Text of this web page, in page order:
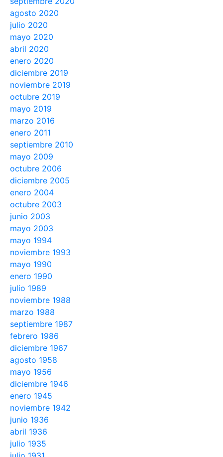
agosto 2020
julio 2020
mayo 2020
abril 2020
enero 2020
diciembre 2019
noviembre 2019
octubre 2019
mayo 2019
marzo 2016
enero 2011
septiembre 2010
mayo 2009
octubre 2006
diciembre 2005
enero 2004
octubre 2003
junio 2003
mayo 2003
mayo 1994
noviembre 1993
mayo 1990
enero 1990
julio 1989
noviembre 1988
marzo 1988
septiembre 1987
febrero 1986
diciembre 1967
agosto 1958
mayo 1956
diciembre 1946
enero 1945
noviembre 1942
junio 1936
abril 1936
julio 1935